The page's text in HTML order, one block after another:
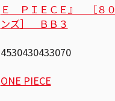
Ｅ ＰＩＥＣＥ』 ［８
ンズ］ ＢＢ３
4530430433070
ONE PIECE